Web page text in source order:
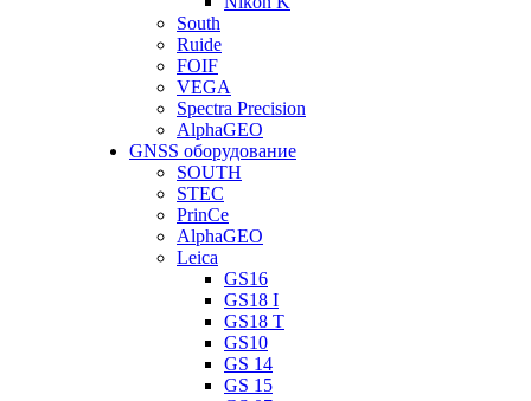
South
Ruide
FOIF
VEGA
Spectra Precision
AlphaGEO
GNSS оборудование
SOUTH
STEC
PrinCe
AlphaGEO
Leica
GS16
GS18 I
GS18 T
GS10
GS 14
GS 15